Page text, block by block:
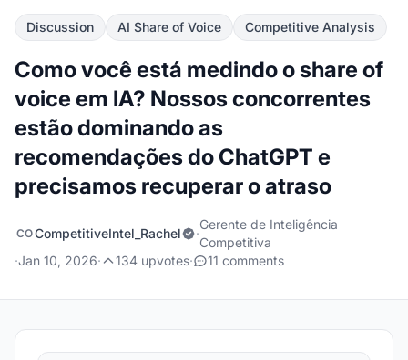
Discussion AI Share of Voice Competitive Analysis
Como você está medindo o share of
voice em IA? Nossos concorrentes
estão dominando as
recomendações do ChatGPT e
precisamos recuperar o atraso
COCompetitiveIntel_Rachel ·
Gerente de Inteligência
Competitiva
·Jan 10, 2026· 134 upvotes· 11 comments